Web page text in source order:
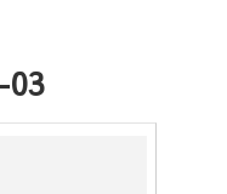
03